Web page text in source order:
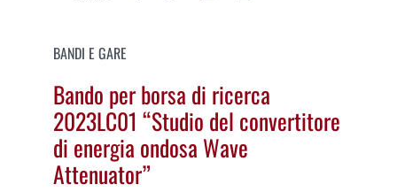
BANDI E GARE
Bando per borsa di ricerca
2023LC01 “Studio del convertitore
di energia ondosa Wave
Attenuator”